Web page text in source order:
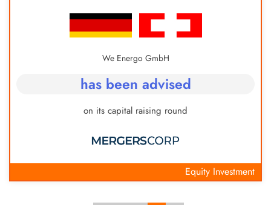
We Energo GmbH
has been advised
on its capital raising round
Equity Investment